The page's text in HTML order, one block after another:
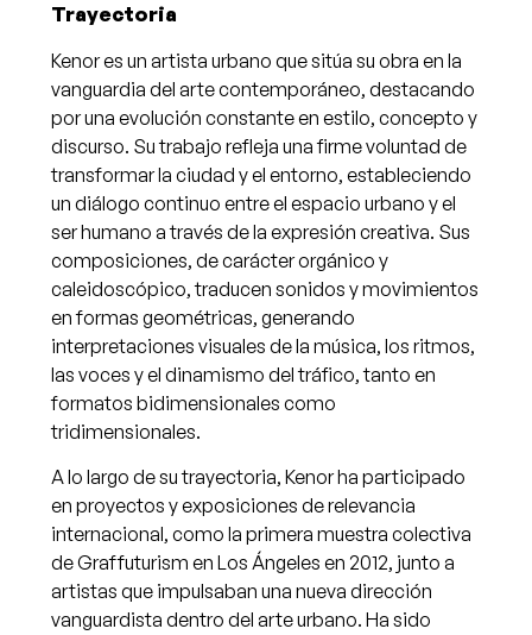
Trayectoria
Kenor es un artista urbano que sitúa su obra en la
vanguardia del arte contemporáneo, destacando
por una evolución constante en estilo, concepto y
discurso. Su trabajo refleja una firme voluntad de
transformar la ciudad y el entorno, estableciendo
un diálogo continuo entre el espacio urbano y el
ser humano a través de la expresión creativa. Sus
composiciones, de carácter orgánico y
caleidoscópico, traducen sonidos y movimientos
en formas geométricas, generando
interpretaciones visuales de la música, los ritmos,
las voces y el dinamismo del tráfico, tanto en
formatos bidimensionales como
tridimensionales.
A lo largo de su trayectoria, Kenor ha participado
en proyectos y exposiciones de relevancia
internacional, como la primera muestra colectiva
de Graffuturism en Los Ángeles en 2012, junto a
artistas que impulsaban una nueva dirección
vanguardista dentro del arte urbano. Ha sido